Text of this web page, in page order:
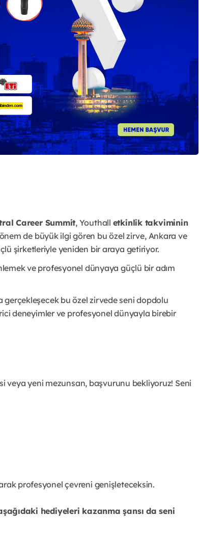
Career Summit, Youthall etkinlik takviminin
de büyük ilgi gören bu özel zirve, Ankara ve
şirketleriyle yeniden bir araya getiriyor.
ve profesyonel dünyaya güçlü bir adım
gerçekleşecek bu özel zirvede seni dopdolu
deneyimler ve profesyonel dünyayla birebir
veya yeni mezunsan, başvurunu bekliyoruz! Seni
profesyonel çevreni genişleteceksin.
hediyeleri kazanma şansı da seni